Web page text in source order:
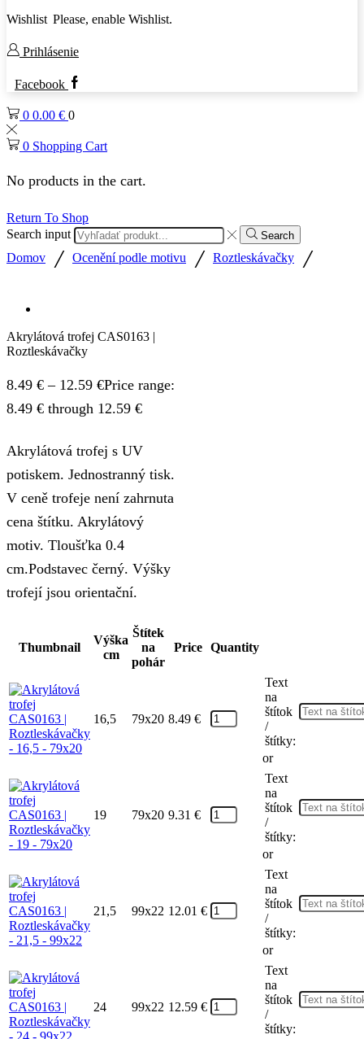
Wishlist Please, enable Wishlist.
Prihlásenie
Facebook
0 0.00 € 0
0 Shopping Cart
No products in the cart.
Return To Shop
Search input
Search
Domov / Ocenění podle motivu / Roztleskávačky /
Akrylátová trofej CAS0163 |
Roztleskávačky
8.49 € – 12.59 €Price range:
8.49 € through 12.59 €
Akrylátová trofej s UV
potiskem. Jednostranný tisk.
V ceně trofeje není zahrnuta
cena štítku. Akrylátový
motiv. Tloušťka 0.4
cm.Podstavec černý. Výšky
trofejí jsou orientační.
Thumbnail
Výška
cm
Štítek
na
pohár
Price Quantity
16,5 79x20 8.49 €
Text
na
štítok
/
štítky:
or
19 79x20 9.31 €
Text
na
štítok
/
štítky:
or
21,5 99x22 12.01 €
Text
na
štítok
/
štítky:
or
24 99x22 12.59 €
Text
na
štítok
/
štítky: